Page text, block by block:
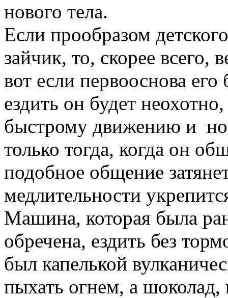
нового тела.
Если прообразом
зайчик, то, скорее всего,
вот если первооснова
ездить он будет
быстрому движению и
только тогда, когда он
подобное общение
медлительности
Машина, которая была
обречена, ездить без
был капелькой
пыхать огнем, а